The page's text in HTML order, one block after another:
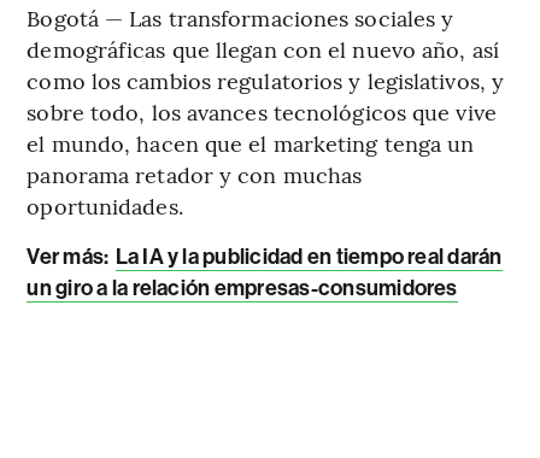
Bogotá — Las transformaciones sociales y
demográficas que llegan con el nuevo año, así
como los cambios regulatorios y legislativos, y
sobre todo, los avances tecnológicos que vive
el mundo, hacen que el marketing tenga un
panorama retador y con muchas
oportunidades.
Ver más: La IA y la publicidad en tiempo real darán
un giro a la relación empresas-consumidores